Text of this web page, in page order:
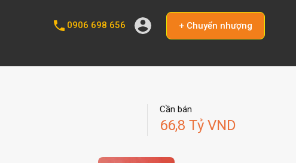
0906 698 656 + Chuyển nhượng
Cần bán
66,8 Tỷ VND